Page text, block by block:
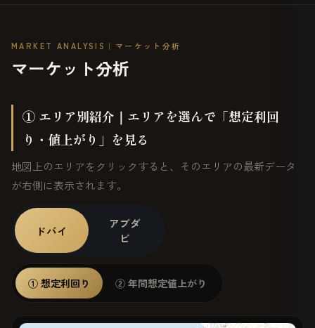
MARKET ANALYSIS｜マーケット分析
マーケット分析
① エリア別紹介｜エリアを選んで「想定利回
り・値上がり」を見る
地図上のエリアをクリックすると、そのエリアの最新データ
が右側に表示されます。
ドバイ
アブダ
ビ
① 想定利回り ② 年間想定値上がり